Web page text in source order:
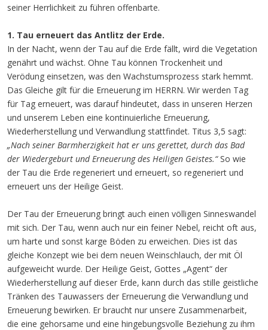
seiner Herrlichkeit zu führen offenbarte.
1. Tau erneuert das Antlitz der Erde.
In der Nacht, wenn der Tau auf die Erde fällt, wird die Vegetation
genährt und wächst. Ohne Tau können Trockenheit und
Verödung einsetzen, was den Wachstumsprozess stark hemmt.
Das Gleiche gilt für die Erneuerung im HERRN. Wir werden Tag
für Tag erneuert, was darauf hindeutet, dass in unseren Herzen
und unserem Leben eine kontinuierliche Erneuerung,
Wiederherstellung und Verwandlung stattfindet. Titus 3,5 sagt:
„Nach seiner Barmherzigkeit hat er uns gerettet, durch das Bad
der Wiedergeburt und Erneuerung des Heiligen Geistes.“So wie
der Tau die Erde regeneriert und erneuert, so regeneriert und
erneuert uns der Heilige Geist.
Der Tau der Erneuerung bringt auch einen völligen Sinneswandel
mit sich. Der Tau, wenn auch nur ein feiner Nebel, reicht oft aus,
um harte und sonst karge Böden zu erweichen. Dies ist das
gleiche Konzept wie bei dem neuen Weinschlauch, der mit Öl
aufgeweicht wurde. Der Heilige Geist, Gottes „Agent“ der
Wiederherstellung auf dieser Erde, kann durch das stille geistliche
Tränken des Tauwassers der Erneuerung die Verwandlung und
Erneuerung bewirken. Er braucht nur unsere Zusammenarbeit,
die eine gehorsame und eine hingebungsvolle Beziehung zu ihm